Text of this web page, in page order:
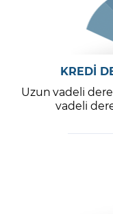
KREDİ
Uzun vadeli
vadeli